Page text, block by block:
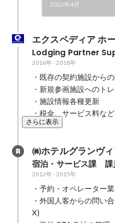
2022年4月
エクスペディア ホ
Lodging Partner
2016年-2018年
・既存の契約施設から
・新規参画施設へのト
・施設情報各種更新
・税金、サービス料な
さらに表示
㈱ホテルグランヴ
宿泊・サービス課　課
2012年-2015年
・予約・オペレーター
・外国人客からの問い
X)